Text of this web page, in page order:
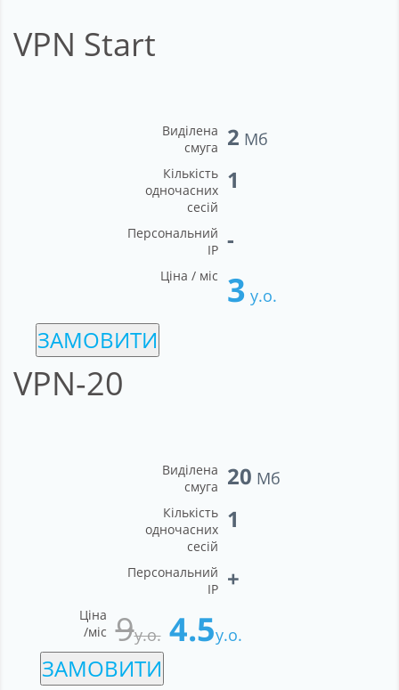
VPN Start
Виділена
смуга
2 Мб
Кількість
одночасних
сесій
1
Персональний
IP -
Ціна / міс 3 у.о.
ЗАМОВИТИ
VPN-20
Виділена
смуга
20 Мб
Кількість
одночасних
сесій
1
Персональний
IP +
Ціна
/міс 9у.о.4.5у.о.
ЗАМОВИТИ